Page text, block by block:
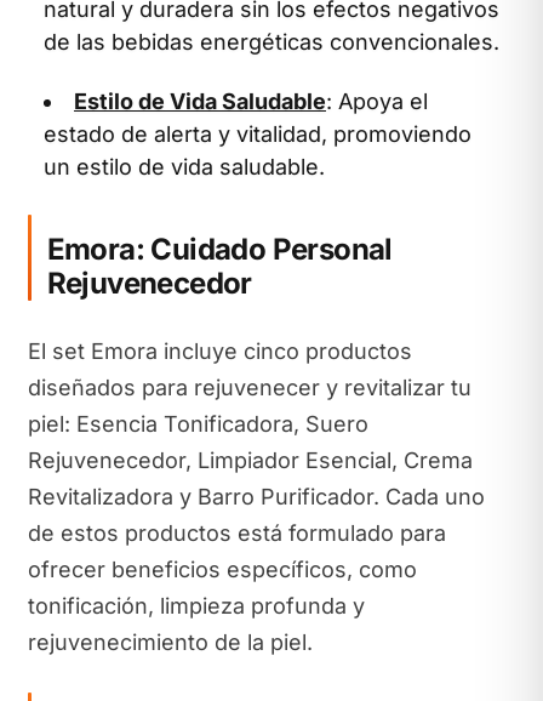
natural y duradera sin los efectos negativos
de las bebidas energéticas convencionales.
Estilo de Vida Saludable: Apoya el
estado de alerta y vitalidad, promoviendo
un estilo de vida saludable.
Emora: Cuidado Personal
Rejuvenecedor
El set Emora incluye cinco productos
diseñados para rejuvenecer y revitalizar tu
piel: Esencia Tonificadora, Suero
Rejuvenecedor, Limpiador Esencial, Crema
Revitalizadora y Barro Purificador. Cada uno
de estos productos está formulado para
ofrecer beneficios específicos, como
tonificación, limpieza profunda y
rejuvenecimiento de la piel.